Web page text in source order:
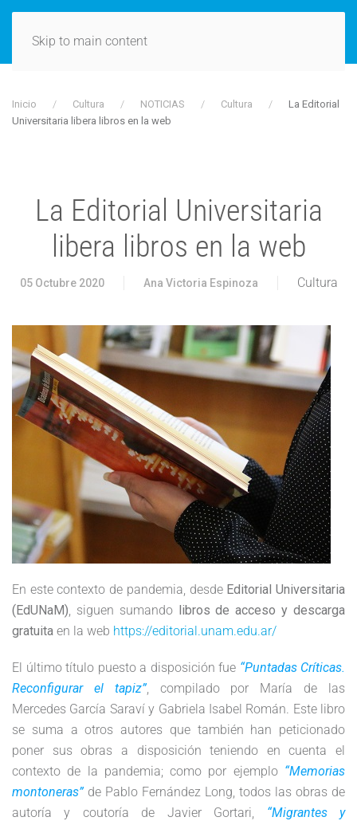
Skip to main content
Inicio Cultura NOTICIAS Cultura
La Editorial
Universitaria libera libros en la web
La Editorial Universitaria
libera libros en la web
05 Octubre 2020 Ana Victoria Espinoza Cultura
En este contexto de pandemia, desde Editorial Universitaria
(EdUNaM), siguen sumando libros de acceso y descarga
gratuita en la web https://editorial.unam.edu.ar/
El último título puesto a disposición fue “Puntadas Críticas.
Reconfigurar el tapiz”, compilado por María de las
Mercedes García Saraví y Gabriela Isabel Román. Este libro
se suma a otros autores que también han peticionado
poner sus obras a disposición teniendo en cuenta el
contexto de la pandemia; como por ejemplo “Memorias
montoneras” de Pablo Fernández Long, todos las obras de
autoría y coutoría de Javier Gortari, “Migrantes y